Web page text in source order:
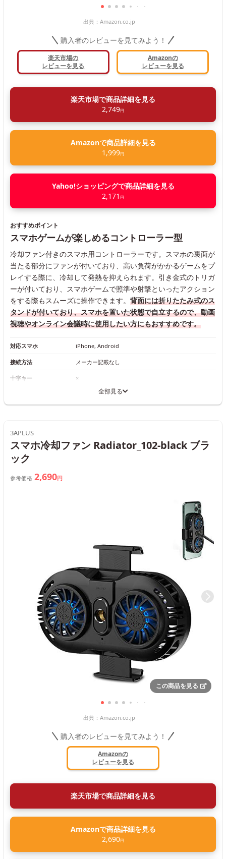
出典： Amazon.co.jp
購入者のレビューを見てみよう！
楽天市場の
レビューを見る
Amazonの
レビューを見る
楽天市場で商品詳細を見る
2,749円
Amazonで商品詳細を見る
1,999円
Yahoo!ショッピングで商品詳細を見る
2,171 円
おすすめポイント
スマホゲームが楽しめるコントローラー型
冷却ファン付きのスマホ用コントローラーです。スマホの裏面が
当たる部分にファンが付いており、高い負荷がかかるゲームをプ
レイする際に、冷却して発熱を抑えられます。引き金式のトリガ
ーが付いており、スマホゲームで照準や射撃といったアクション
をする際もスムーズに操作できます。 背面には折りたたみ式のス
タンドが付いており、スマホを置いた状態で自立するので、動画
視聴やオンライン会議時に使用したい方にもおすすめです。
対応スマホ iPhone, Android
接続方法 メーカー記載なし
十字キー ×
全部見る
3APLUS
スマホ冷却ファン Radiator_102-black ブラ
ック
参考価格 2,690円
この商品を見る
出典： Amazon.co.jp
購入者のレビューを見てみよう！
Amazonの
レビューを見る
楽天市場で商品詳細を見る
Amazonで商品詳細を見る
2,690円